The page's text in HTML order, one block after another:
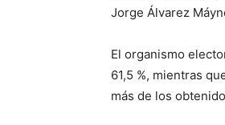
Jorge Álvarez
El organismo
61,5 %, mientras
más de los